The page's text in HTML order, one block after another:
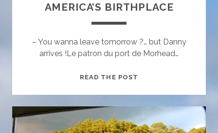
AMERICA’S BIRTHPLACE
– You wanna leave tomorrow ?… but Danny
arrives !Le patron du port de Morhead…
READ THE POST